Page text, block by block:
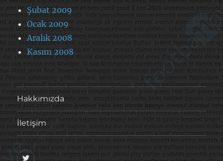
Şubat 2009
Ocak 2009
Aralık 2008
Kasım 2008
Hakkımızda
İletişim
@footballove